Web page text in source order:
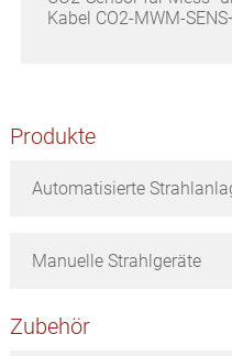
Kabel CO2-MWM-
Seitenspalte
Produkte
Automatisierte
Manuelle Strahlgeräte
Zubehör